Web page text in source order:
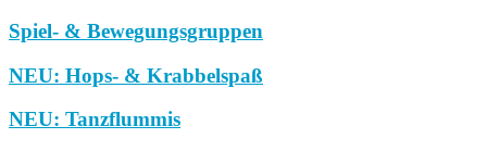
Spiel- & Bewegungsgruppen
NEU: Hops- & Krabbelspaß
NEU: Tanzflummis